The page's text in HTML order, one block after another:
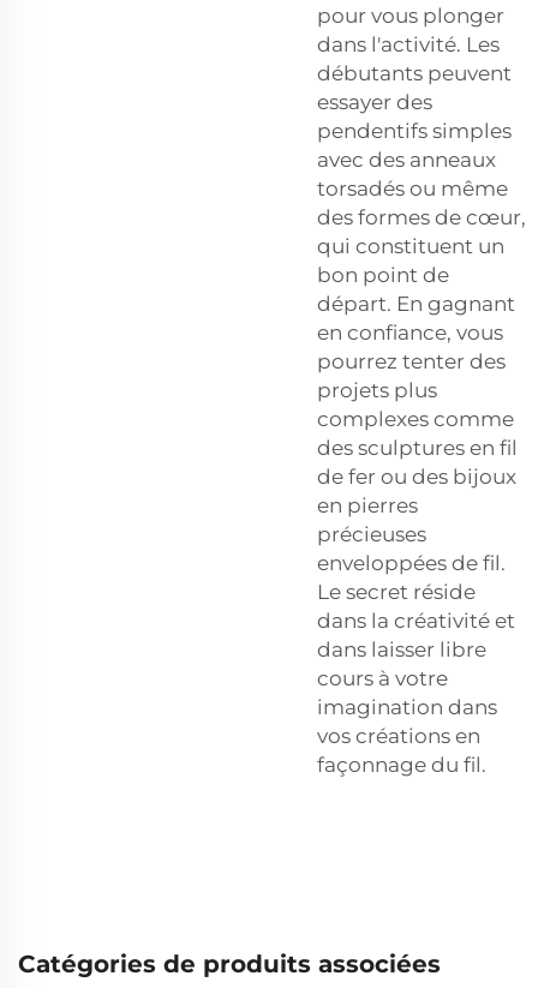
pour vous plonger
dans l'activité. Les
débutants peuvent
essayer des
pendentifs simples
avec des anneaux
torsadés ou même
des formes de cœur,
qui constituent un
bon point de
départ. En gagnant
en confiance, vous
pourrez tenter des
projets plus
complexes comme
des sculptures en fil
de fer ou des bijoux
en pierres
précieuses
enveloppées de fil.
Le secret réside
dans la créativité et
dans laisser libre
cours à votre
imagination dans
vos créations en
façonnage du fil.
Catégories de produits associées